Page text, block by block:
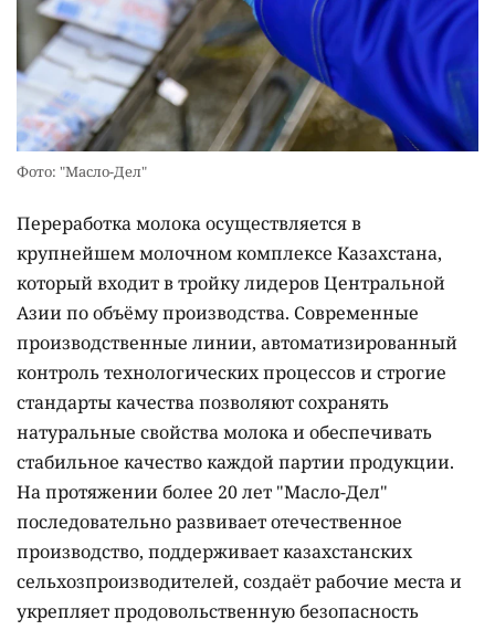
Фото: "Масло-Дел"
Переработка молока осуществляется в
крупнейшем молочном комплексе Казахстана,
который входит в тройку лидеров Центральной
Азии по объёму производства. Современные
производственные линии, автоматизированный
контроль технологических процессов и строгие
стандарты качества позволяют сохранять
натуральные свойства молока и обеспечивать
стабильное качество каждой партии продукции.
На протяжении более 20 лет "Масло-Дел"
последовательно развивает отечественное
производство, поддерживает казахстанских
сельхозпроизводителей, создаёт рабочие места и
укрепляет продовольственную безопасность